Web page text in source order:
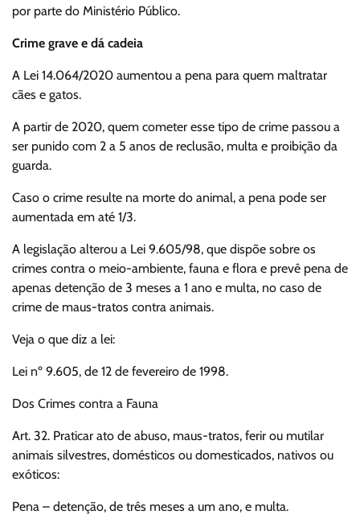
por parte do Ministério Público.
Crime grave e dá cadeia
A Lei 14.064/2020 aumentou a pena para quem maltratar
cães e gatos.
A partir de 2020, quem cometer esse tipo de crime passou a
ser punido com 2 a 5 anos de reclusão, multa e proibição da
guarda.
Caso o crime resulte na morte do animal, a pena pode ser
aumentada em até 1/3.
A legislação alterou a Lei 9.605/98, que dispõe sobre os
crimes contra o meio-ambiente, fauna e flora e prevê pena de
apenas detenção de 3 meses a 1 ano e multa, no caso de
crime de maus-tratos contra animais.
Veja o que diz a lei:
Lei nº 9.605, de 12 de fevereiro de 1998.
Dos Crimes contra a Fauna
Art. 32. Praticar ato de abuso, maus-tratos, ferir ou mutilar
animais silvestres, domésticos ou domesticados, nativos ou
exóticos:
Pena – detenção, de três meses a um ano, e multa.